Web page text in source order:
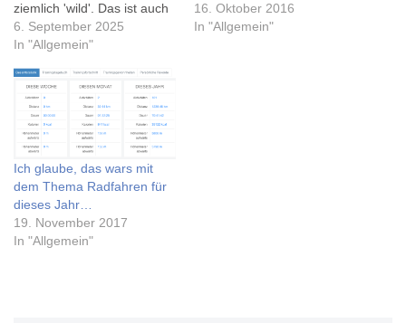
ziemlich 'wild'. Das ist auch
der Grund, warum die
August-Ausgabe noch
Daumen, dass ich sie vor
dem 12.9. 'schaffe'. Schon
im August konnte ich zwei
Geburtstage feiern:…
6. September 2025
In "Allgemein"
den Kinder - inklusive
Fährfahrt über die Weser -
16. Oktober 2016
In "Allgemein"
Ich glaube, das wars mit
dem Thema Radfahren für
dieses Jahr…
19. November 2017
In "Allgemein"